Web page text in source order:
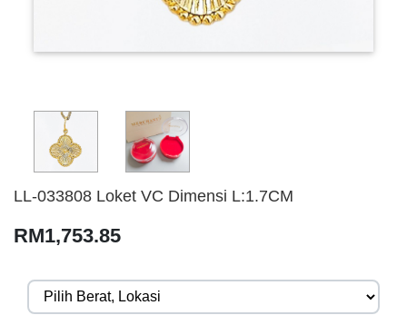
LL-033808 Loket VC Dimensi L:1.7CM
RM1,753.85